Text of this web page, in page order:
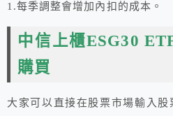
1.每季調整會增加內扣的成本。
中信上櫃ESG30
購買
大家可以直接在股票市場輸入